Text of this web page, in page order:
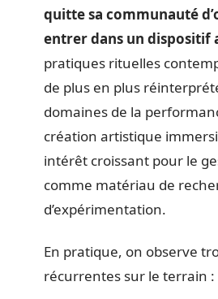
quitte sa communauté
entrer dans un dispositif
pratiques rituelles
de plus en plus
domaines de la
création artistique
intérêt croissant pour le
comme matériau de
d’expérimentation.
En pratique, on observe
récurrentes sur le terrain :